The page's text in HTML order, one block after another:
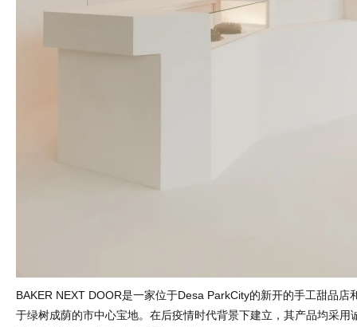
BAKER NEXT DOOR是一家位于Desa ParkCity的新开的手工甜品店
于绿树成荫的市中心宝地。在后疫情时代背景下建立，其产品均采用